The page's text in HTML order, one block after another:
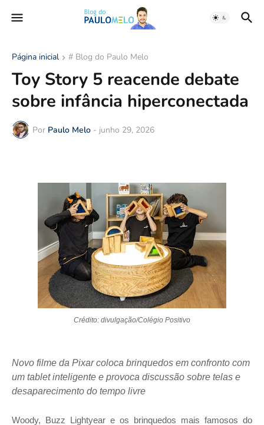
Página inicial # Blog do Paulo Melo
Toy Story 5 reacende debate
sobre infância hiperconectada
Por Paulo Melo - junho 29, 2026
Crédito: divulgação/Colégio Positivo
Novo filme da Pixar coloca brinquedos em confronto com
um tablet inteligente e provoca discussão sobre telas e
desaparecimento do tempo livre
Woody, Buzz Lightyear e os brinquedos mais famosos do